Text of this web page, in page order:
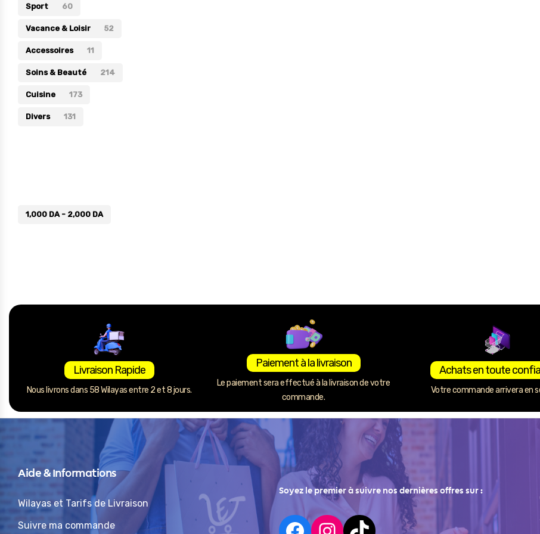
Sport 60
Vacance & Loisir 52
Accessoires 11
Soins & Beauté 214
Cuisine 173
Divers 131
1,000 DA- 2,000 DA
Livraison Rapide
Nous livrons dans 58 Wilayas entre 2 et 8 jours.
Paiement à la livraison
Le paiement sera effectué à la livraison de votre
commande.
Achats en toute
Votre commande arrivera en
Aide & Informations
Wilayas et Tarifs de Livraison
Suivre ma commande
Soyez le premier à suivre nos dernières offres sur :